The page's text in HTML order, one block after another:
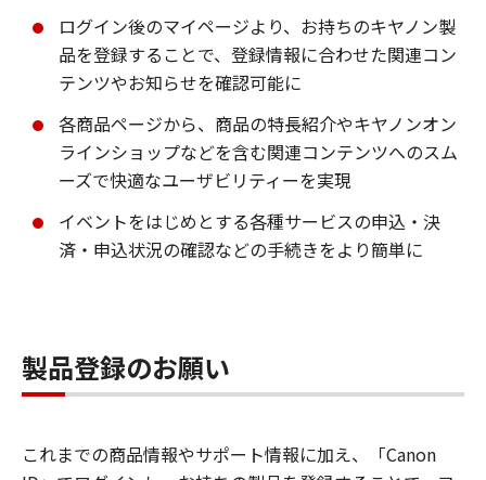
ログイン後のマイページより、お持ちのキヤノン製
品を登録することで、登録情報に合わせた関連コン
テンツやお知らせを確認可能に
各商品ページから、商品の特長紹介やキヤノンオン
ラインショップなどを含む関連コンテンツへのスム
ーズで快適なユーザビリティーを実現
イベントをはじめとする各種サービスの申込・決
済・申込状況の確認などの手続きをより簡単に
製品登録のお願い
これまでの商品情報やサポート情報に加え、「Canon